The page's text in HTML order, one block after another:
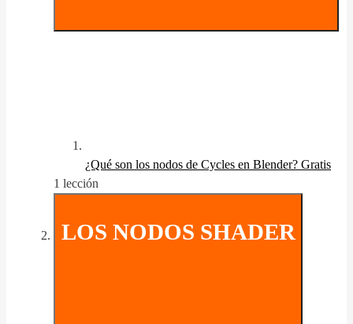
¿Qué son los nodos de Cycles en Blender? Gratis
1 lección
LOS NODOS SHADER